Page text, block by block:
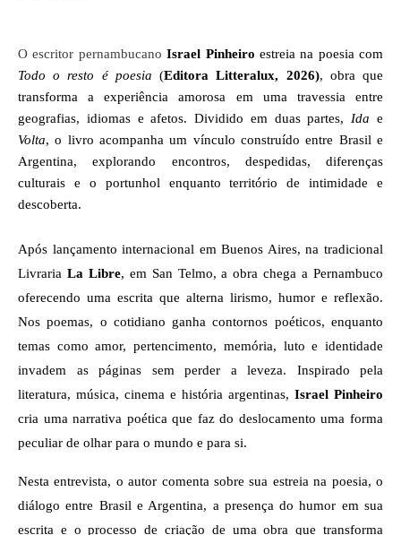
O escritor pernambucanoIsrael Pinheiro
Todo o resto é poesia (Editora Litteralux, 2026), obra que
transforma a experiência amorosa em uma travessia entre
geografias, idiomas e afetos. Dividido em duas partes, Ida
Volta, o livro acompanha um vínculo construído entre Brasil e
Argentina, explorando encontros, despedidas, diferenças
culturais e o portunhol enquanto território de intimidade e
descoberta.
Após lançamento internacional em Buenos Aires, na tradicional
Livraria La Libre, em San Telmo, a obra chega a Pernambuco
oferecendo uma escrita que alterna lirismo, humor e reflexão.
Nos poemas, o cotidiano ganha contornos poéticos, enquanto
temas como amor, pertencimento, memória, luto e identidade
invadem as páginas sem perder a leveza. Inspirado pela
literatura, música, cinema e história argentinas, Israel Pinheiro
cria uma narrativa poética que faz do deslocamento uma forma
peculiar de olhar para o mundo e para si.
Nesta entrevista, o autor comenta sobre sua estreia na poesia, o
diálogo entre Brasil e Argentina, a presença do humor em sua
escrita e o processo de criação de uma obra que transforma